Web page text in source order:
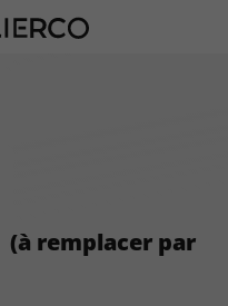
(à remplacer par